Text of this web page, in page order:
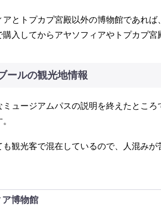
とトプカプ宮殿以外の博物館であれ
購入してからアヤソフィアやトプカプ宮
ールの観光地情報
ミュージアムパスの説明を終えたとこ
も観光客で混在しているので、人混み
博物館